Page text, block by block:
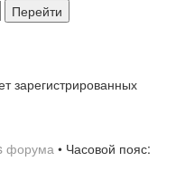
зарегистрированных
форума • Часовой пояс: